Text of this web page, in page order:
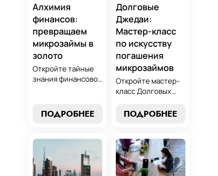
Алхимия
финансов:
превращаем
микрозаймы в
золото
Откройте тайные
знания финансовой
превращать
обязательства по
золотые
возможности.
Погрузитесь в мир
умного управления
ПОДРОБНЕЕ
Долговые
Джедаи:
Мастер-класс
по искусству
погашения
микрозаймов
Откройте мастер-
класс Долговых
погашению
финансового
равновесия.
Узнайте, как
управлять долгами
ПОДРОБНЕЕ